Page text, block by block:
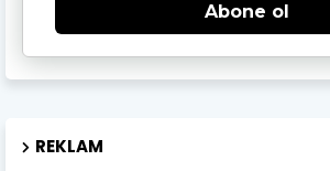
Abone ol
REKLAM